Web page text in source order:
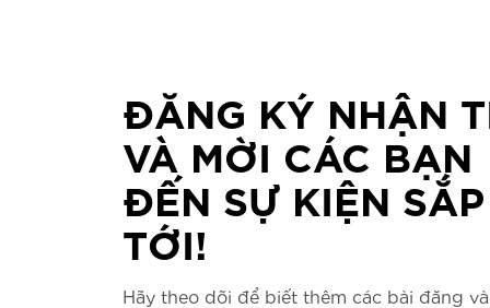
ĐĂNG KÝ NHẬN
VÀ MỜI CÁC BẠN
ĐẾN SỰ KIỆN SẮP
TỚI!
Hãy theo dõi để biết thêm các bài đăng